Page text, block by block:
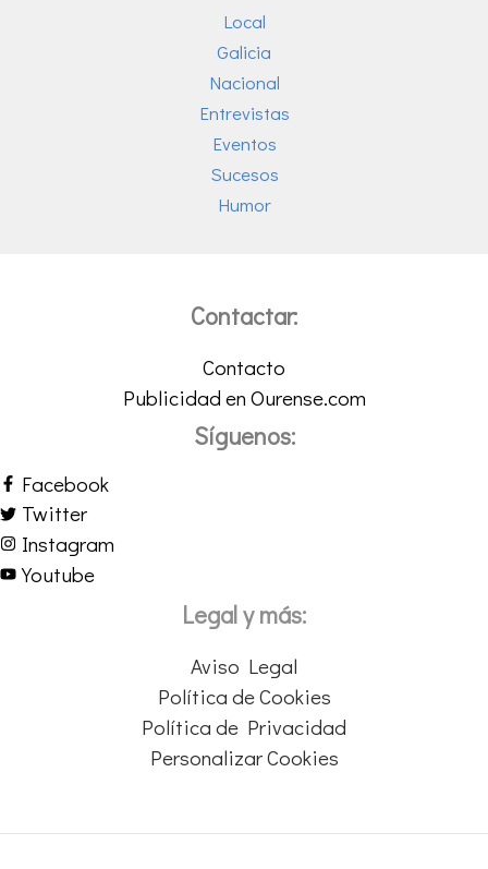
Local
Galicia
Nacional
Entrevistas
Eventos
Sucesos
Humor
Contactar:
Contacto
Publicidad en Ourense.com
Síguenos:
Facebook
Twitter
Instagram
Youtube
Legal y más:
Aviso Legal
Política de Cookies
Política de Privacidad
Personalizar Cookies